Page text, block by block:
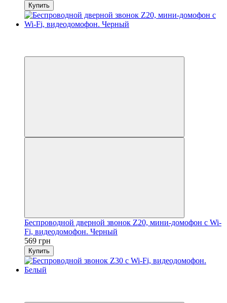
Купить
Беспроводной дверной звонок Z20, мини-домофон с Wi-
Fi, видеодомофон. Черный
569 грн
Купить